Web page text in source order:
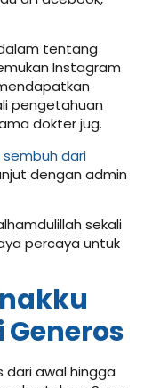
tentang
Instagram
pengetahuan
dokter jug.
sembuh dari
dengan admin
sekali
percaya untuk
dari awal hingga